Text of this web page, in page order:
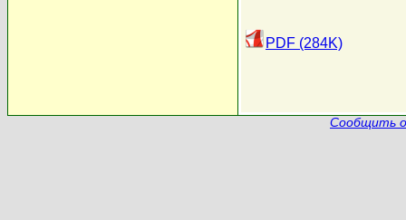
PDF (284K)
Сообщить о